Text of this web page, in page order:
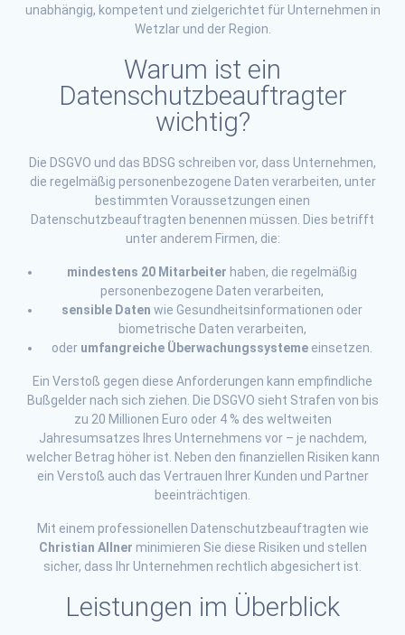
unabhängig, kompetent und zielgerichtet für Unternehmen in
Wetzlar und der Region.
Warum ist ein
Datenschutzbeauftragter
wichtig?
Die DSGVO und das BDSG schreiben vor, dass Unternehmen,
die regelmäßig personenbezogene Daten verarbeiten, unter
bestimmten Voraussetzungen einen
Datenschutzbeauftragten benennen müssen. Dies betrifft
unter anderem Firmen, die:
mindestens 20 Mitarbeiter haben, die regelmäßig
personenbezogene Daten verarbeiten,
sensible Daten wie Gesundheitsinformationen oder
biometrische Daten verarbeiten,
oder umfangreiche Überwachungssysteme einsetzen.
Ein Verstoß gegen diese Anforderungen kann empfindliche
Bußgelder nach sich ziehen. Die DSGVO sieht Strafen von bis
zu 20 Millionen Euro oder 4 % des weltweiten
Jahresumsatzes Ihres Unternehmens vor – je nachdem,
welcher Betrag höher ist. Neben den finanziellen Risiken kann
ein Verstoß auch das Vertrauen Ihrer Kunden und Partner
beeinträchtigen.
Mit einem professionellen Datenschutzbeauftragten wie
Christian Allner minimieren Sie diese Risiken und stellen
sicher, dass Ihr Unternehmen rechtlich abgesichert ist.
Leistungen im Überblick